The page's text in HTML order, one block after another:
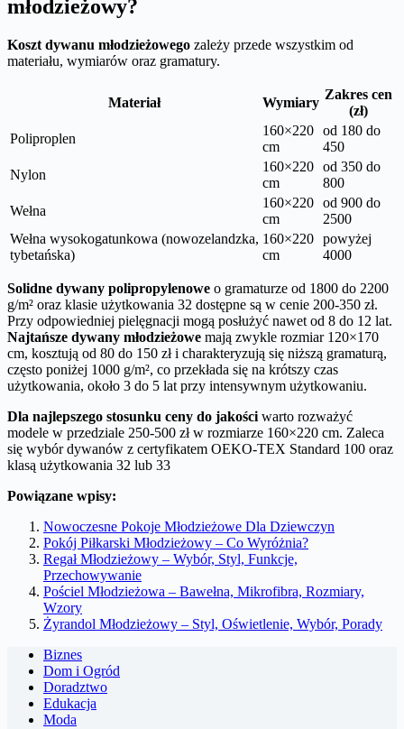
młodzieżowy?
Koszt dywanu młodzieżowego zależy przede wszystkim od
materiału, wymiarów oraz gramatury.
Materiał Wymiary
Zakres cen
(zł)
Poliproplen
160×220
cm
od 180 do
450
Nylon
160×220
cm
od 350 do
800
Wełna
160×220
cm
od 900 do
2500
Wełna wysokogatunkowa (nowozelandzka,
tybetańska)
160×220
cm
powyżej
4000
Solidne dywany polipropylenowe o gramaturze od 1800 do 2200
g/m² oraz klasie użytkowania 32 dostępne są w cenie 200-350 zł.
Przy odpowiedniej pielęgnacji mogą posłużyć nawet od 8 do 12 lat.
Najtańsze dywany młodzieżowe mają zwykle rozmiar 120×170
cm, kosztują od 80 do 150 zł i charakteryzują się niższą gramaturą,
często poniżej 1000 g/m², co przekłada się na krótszy czas
użytkowania, około 3 do 5 lat przy intensywnym użytkowaniu.
Dla najlepszego stosunku ceny do jakości warto rozważyć
modele w przedziale 250-500 zł w rozmiarze 160×220 cm. Zaleca
się wybór dywanów z certyfikatem OEKO-TEX Standard 100 oraz
klasą użytkowania 32 lub 33
Powiązane wpisy:
Nowoczesne Pokoje Młodzieżowe Dla Dziewczyn
Pokój Piłkarski Młodzieżowy – Co Wyróżnia?
Regał Młodzieżowy – Wybór, Styl, Funkcje,
Przechowywanie
Pościel Młodzieżowa – Bawełna, Mikrofibra, Rozmiary,
Wzory
Żyrandol Młodzieżowy – Styl, Oświetlenie, Wybór, Porady
Biznes
Dom i Ogród
Doradztwo
Edukacja
Moda